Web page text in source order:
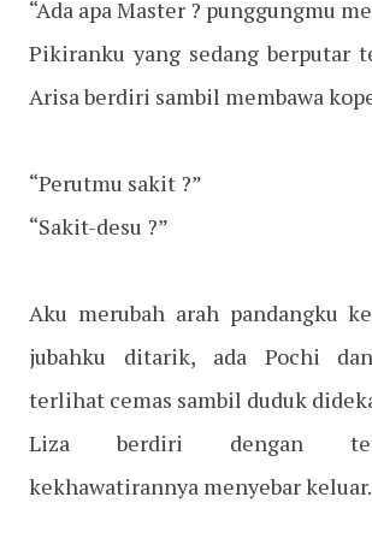
“Ada apa Master ? punggungmu
Pikiranku yang sedang berputar
Arisa berdiri sambil membawa
“Perutmu sakit ?”
“Sakit-desu ?”
Aku merubah arah pandangku
jubahku ditarik, ada Pochi
terlihat cemas sambil duduk
Liza berdiri dengan
kekhawatirannya menyebar keluar.